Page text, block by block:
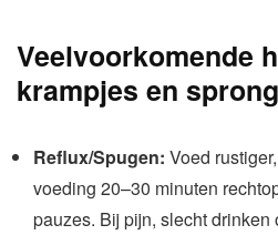
Veelvoorkomende
krampjes en
Reflux/Spugen: Voed
voeding 20–30 minuten
pauzes. Bij pijn, slecht drinken